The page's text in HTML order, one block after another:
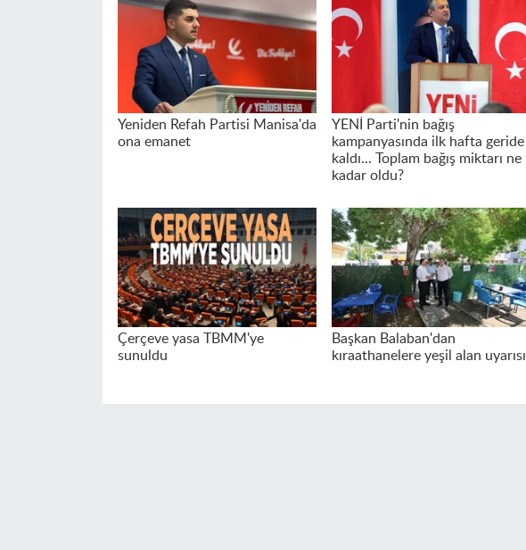
Yeniden Refah Partisi Manisa'da
ona emanet
YENİ Parti'nin bağış
kampanyasında ilk hafta geride
kaldı... Toplam bağış miktarı ne
kadar oldu?
Çerçeve yasa TBMM'ye
sunuldu
Başkan Balaban'dan
kıraathanelere yeşil alan uyarısı